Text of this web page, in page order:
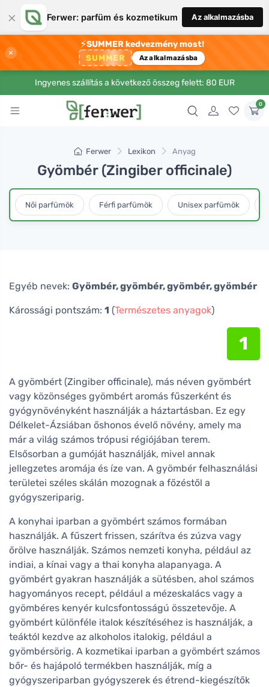
× Ferwer: parfüm és kozmetikum Az alkalmazásba
×
⚡SUMMER kedvezmény most!
SUMMER Az alkalmazásba
Ingyenes szállítás a következő összeg felett: 80 EUR
0
Ferwer Lexikon Anyag
Gyömbér (Zingiber officinale)
Női parfümök Férfi parfümök Unisex parfümök
Egyéb nevek: Gyömbér, gyömbér, gyömbér, gyömbér
Károssági pontszám: 1 (Természetes anyagok)
1
A gyömbért (Zingiber officinale), más néven gyömbért
vagy közönséges gyömbért aromás fűszerként és
gyógynövényként használják a háztartásban. Ez egy
Délkelet-Ázsiában őshonos évelő növény, amely ma
már a világ számos trópusi régiójában terem.
Elsősorban a gumóját használják, mivel annak
jellegzetes aromája és íze van. A gyömbér felhasználási
területei széles skálán mozognak a főzéstől a
gyógyszeriparig.
A konyhai iparban a gyömbért számos formában
használják. A fűszert frissen, szárítva és zúzva vagy
őrölve használják. Számos nemzeti konyha, például az
indiai, a kínai vagy a thai konyha alapanyaga. A
gyömbért gyakran használják a sütésben, ahol számos
hagyományos recept, például a mézeskalács vagy a
gyömbéres kenyér kulcsfontosságú összetevője. A
gyömbért különféle italok készítéséhez is használják, a
teáktól kezdve az alkoholos italokig, például a
gyömbérsörig. A kozmetikai iparban a gyömbért számos
bőr- és hajápoló termékben használják, míg a
gyógyszeriparban gyógyszerek és étrend-kiegészítők